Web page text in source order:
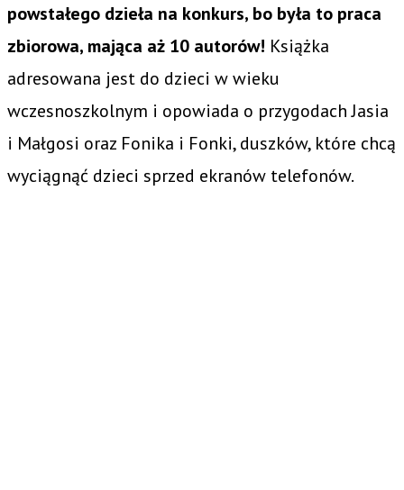
powstałego dzieła na konkurs, bo była to praca
zbiorowa, mająca aż 10 autorów! Książka
adresowana jest do dzieci w wieku
wczesnoszkolnym i opowiada o przygodach Jasia
i Małgosi oraz Fonika i Fonki, duszków, które chcą
wyciągnąć dzieci sprzed ekranów telefonów.